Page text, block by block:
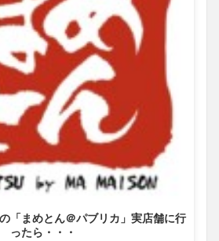
「まめとん＠パブリカ」実店舗に行
ったら・・・